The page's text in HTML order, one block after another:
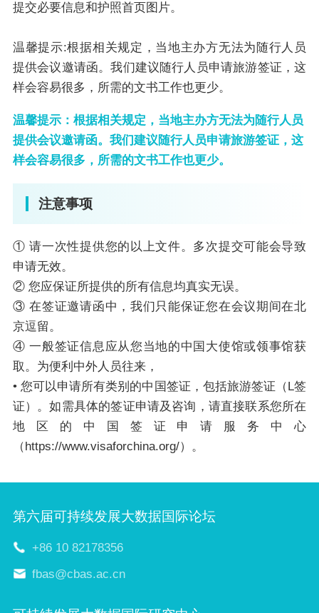
提交必要信息和护照首页图片。
温馨提示:根据相关规定，当地主办方无法为随行人员
提供会议邀请函。我们建议随行人员申请旅游签证，这
样会容易很多，所需的文书工作也更少。
温馨提示：根据相关规定，当地主办方无法为随行人员
提供会议邀请函。我们建议随行人员申请旅游签证，这
样会容易很多，所需的文书工作也更少。
注意事项
① 请一次性提供您的以上文件。多次提交可能会导致
申请无效。
② 您应保证所提供的所有信息均真实无误。
③ 在签证邀请函中，我们只能保证您在会议期间在北
京逗留。
④ 一般签证信息应从您当地的中国大使馆或领事馆获
取。为便利中外人员往来，
• 您可以申请所有类别的中国签证，包括旅游签证（L签
证）。如需具体的签证申请及咨询，请直接联系您所在
地区的中国签证申请服务中心
（https://www.visaforchina.org/）。
第六届可持续发展大数据国际论坛
+86 10 82178356
fbas@cbas.ac.cn